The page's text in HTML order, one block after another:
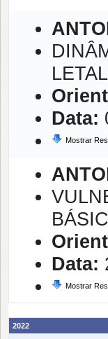
Data:
Mostrar
Data:
Mostrar
2022